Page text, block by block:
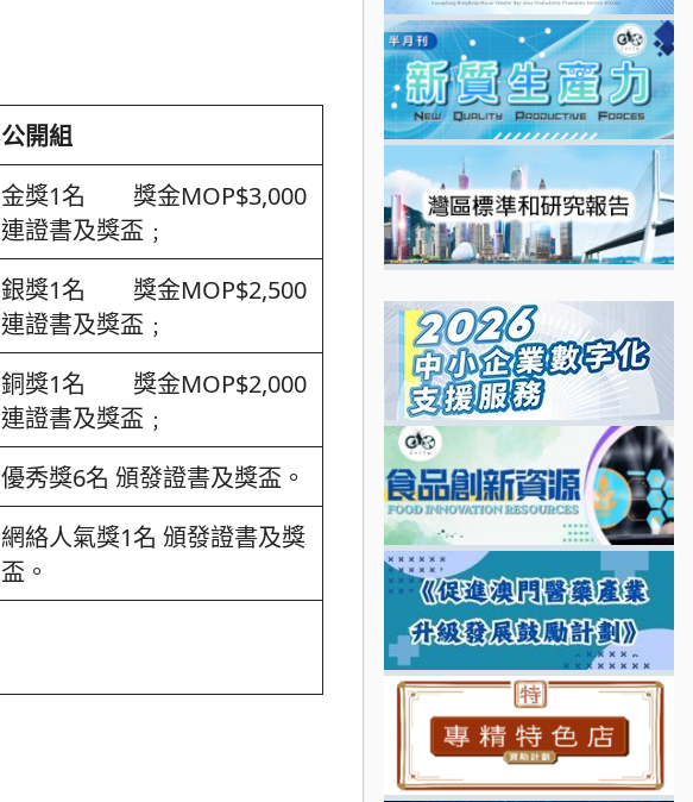
公開組
金獎1名 獎金MOP$3,000
連證書及獎盃﹔
銀獎1名 獎金MOP$2,500
連證書及獎盃﹔
銅獎1名 獎金MOP$2,000
連證書及獎盃﹔
優秀獎6名 頒發證書及獎盃。
網絡人氣獎1名 頒發證書及獎
盃。